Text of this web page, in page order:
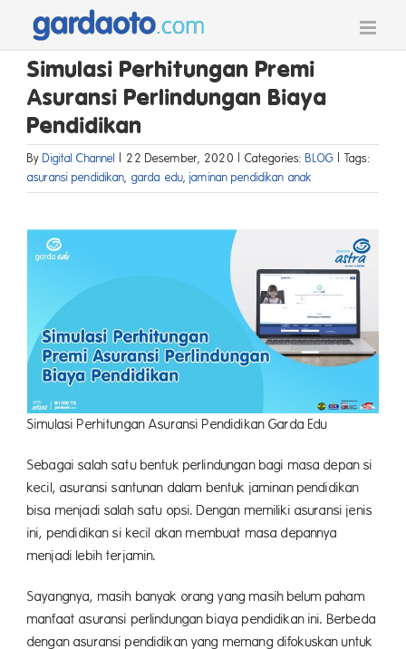
content
Simulasi Perhitungan Premi
Asuransi Perlindungan Biaya
Pendidikan
By Digital Channel | 22 Desember, 2020 | Categories: BLOG | Tags:
asuransi pendidikan, garda edu,jaminan pendidikan anak
Simulasi Perhitungan Asuransi Pendidikan Garda Edu
Sebagai salah satu bentuk perlindungan bagi masa depan si
kecil, asuransi santunan dalam bentuk jaminan pendidikan
bisa menjadi salah satu opsi. Dengan memiliki asuransi jenis
ini, pendidikan si kecil akan membuat masa depannya
menjadi lebih terjamin.
Sayangnya, masih banyak orang yang masih belum paham
manfaat asuransi perlindungan biaya pendidikan ini. Berbeda
dengan asuransi pendidikan yang memang difokuskan untuk